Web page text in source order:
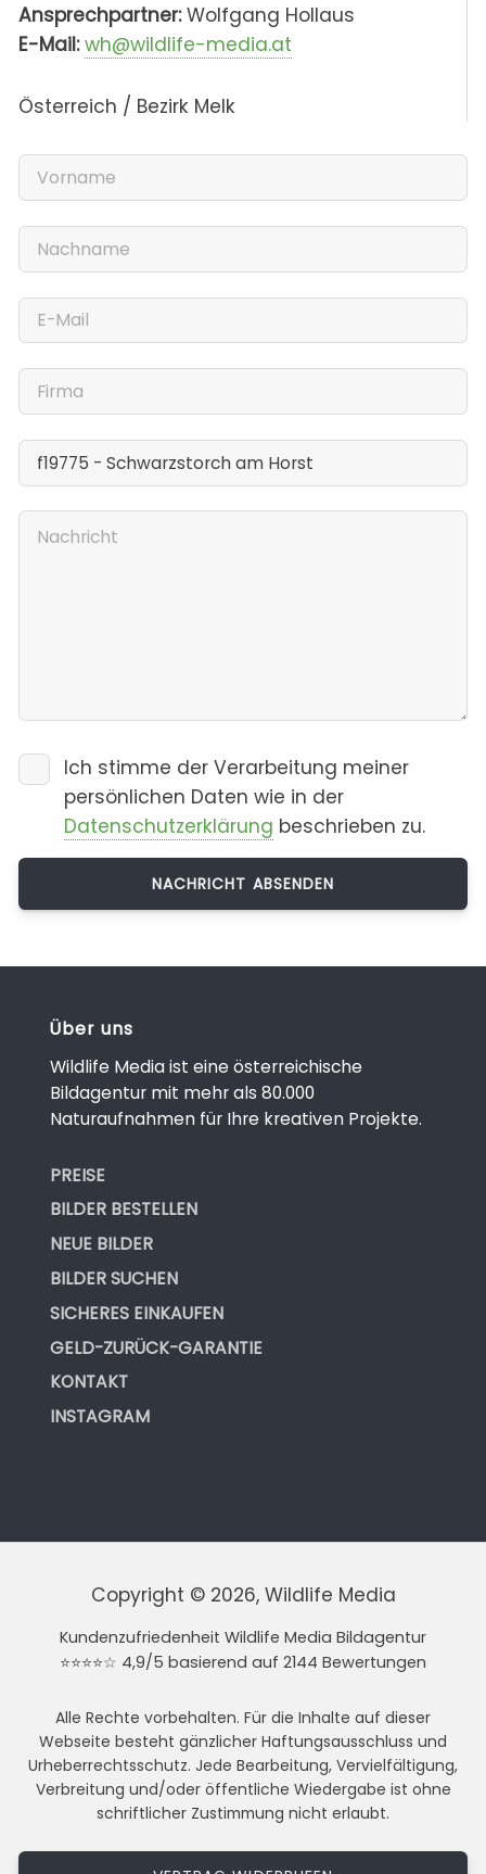
Ansprechpartner:Wolfgang Hollaus
E-Mail: wh@wildlife-media.at
Österreich / Bezirk Melk
Ich stimme der Verarbeitung meiner
persönlichen Daten wie in der
Datenschutzerklärung beschrieben zu.
Über uns
Wildlife Media ist eine österreichische
Bildagentur mit mehr als 80.000
Naturaufnahmen für Ihre kreativen Projekte.
PREISE
BILDER BESTELLEN
NEUE BILDER
BILDER SUCHEN
SICHERES EINKAUFEN
GELD-ZURÜCK-GARANTIE
KONTAKT
INSTAGRAM
Copyright © 2026, Wildlife Media
Kundenzufriedenheit Wildlife Media Bildagentur
⭐⭐⭐⭐☆ 4,9/5 basierend auf 2144 Bewertungen
Alle Rechte vorbehalten. Für die Inhalte auf dieser
Webseite besteht gänzlicher Haftungsausschluss und
Urheberrechtsschutz. Jede Bearbeitung, Vervielfältigung,
Verbreitung und/oder öffentliche Wiedergabe ist ohne
schriftlicher Zustimmung nicht erlaubt.